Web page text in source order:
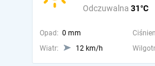
Odczuwalna 31°C
Opad: 0 mm
Wiatr:
12 km/h